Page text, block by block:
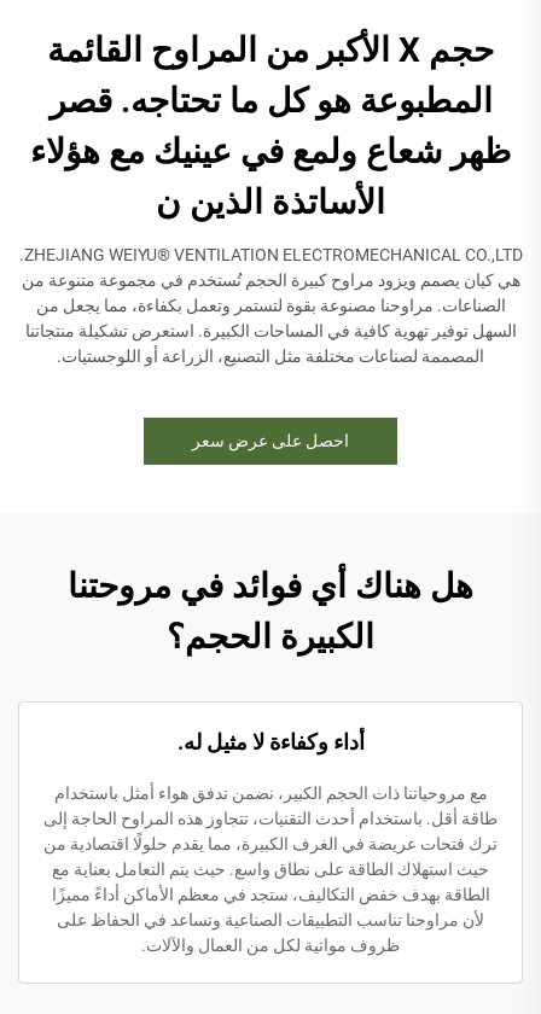
حجم X الأكبر من المراوح القائمة
المطبوعة هو كل ما تحتاجه. قصر
ظهر شعاع ولمع في عينيك مع هؤلاء
الأساتذة الذين ن
ZHEJIANG WEIYU® VENTILATION ELECTROMECHANICAL CO.,LTD.
هي كيان يصمم ويزود مراوح كبيرة الحجم تُستخدم في مجموعة متنوعة من
الصناعات. مراوحنا مصنوعة بقوة لتستمر وتعمل بكفاءة، مما يجعل من
السهل توفير تهوية كافية في المساحات الكبيرة. استعرض تشكيلة منتجاتنا
المصممة لصناعات مختلفة مثل التصنيع، الزراعة أو اللوجستيات.
احصل على عرض سعر
هل هناك أي فوائد في مروحتنا
الكبيرة الحجم؟
أداء وكفاءة لا مثيل له.
مع مروحياتنا ذات الحجم الكبير، نضمن تدفق هواء أمثل باستخدام
طاقة أقل. باستخدام أحدث التقنيات، تتجاوز هذه المراوح الحاجة إلى
ترك فتحات عريضة في الغرف الكبيرة، مما يقدم حلولًا اقتصادية من
حيث استهلاك الطاقة على نطاق واسع. حيث يتم التعامل بعناية مع
الطاقة بهدف خفض التكاليف، ستجد في معظم الأماكن أداءً مميزًا
لأن مراوحنا تناسب التطبيقات الصناعية وتساعد في الحفاظ على
ظروف مواتية لكل من العمال والآلات.